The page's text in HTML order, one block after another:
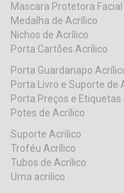
Mascara Protetora
Medalha de Acrílico
Nichos de Acrílico
Porta Cartões Acrílico
Porta Guardanapo
Porta Livro e Suporte de
Porta Preços e Etiquetas
Potes de Acrílico
Suporte Acrilico
Troféu Acrílico
Tubos de Acrílico
Urna acrilico